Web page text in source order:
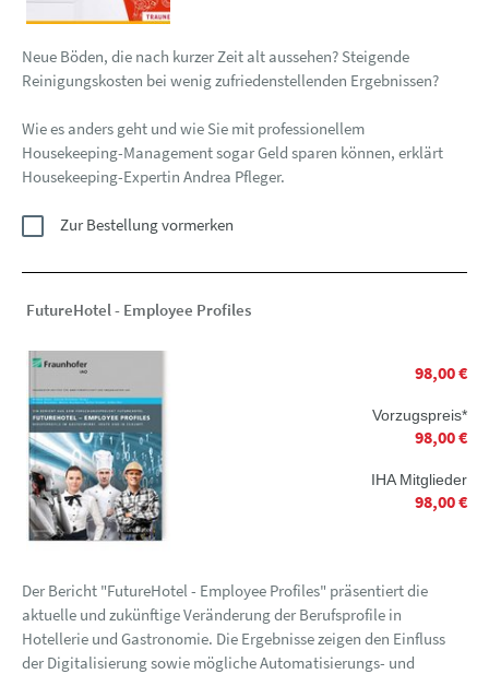
Neue Böden, die nach kurzer Zeit alt aussehen? Steigende
Reinigungskosten bei wenig zufriedenstellenden Ergebnissen?
Wie es anders geht und wie Sie mit professionellem
Housekeeping-Management sogar Geld sparen können, erklärt
Housekeeping-Expertin Andrea Pfleger.
Zur Bestellung vormerken
FutureHotel - Employee Profiles
98,00 €
Vorzugspreis*
98,00 €
IHA Mitglieder
98,00 €
Der Bericht "FutureHotel - Employee Profiles" präsentiert die
aktuelle und zukünftige Veränderung der Berufsprofile in
Hotellerie und Gastronomie. Die Ergebnisse zeigen den Einfluss
der Digitalisierung sowie mögliche Automatisierungs- und